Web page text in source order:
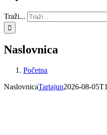
Traži...
Naslovnica
Početna
NaslovnicaTartajun2026-08-